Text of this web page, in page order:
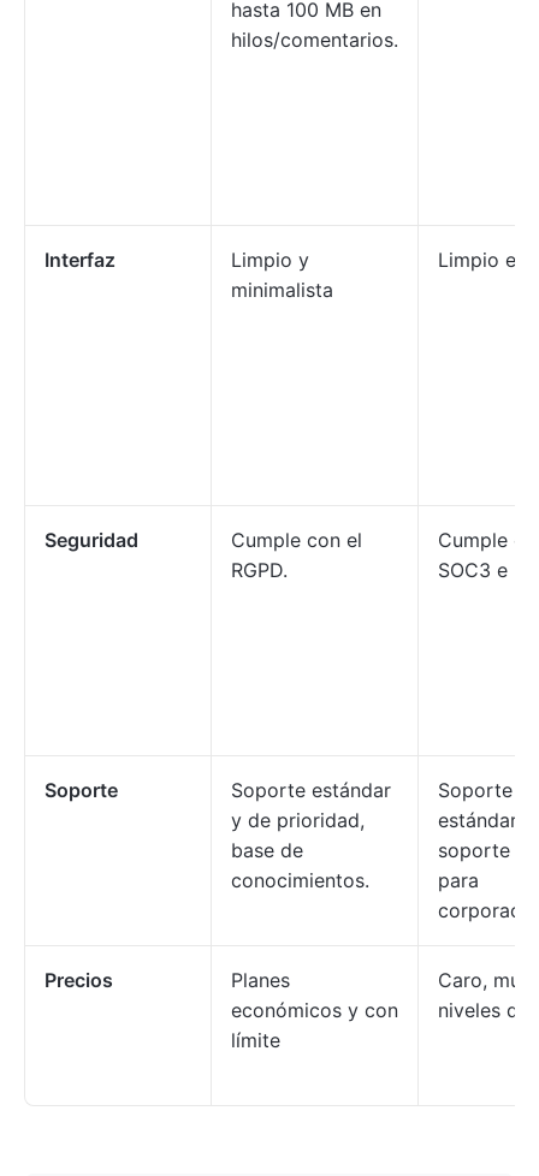
hasta 100 MB en
hilos/comentarios.
Interfaz
Limpio y
minimalista
Limpio e
Seguridad
Cumple con el
RGPD.
Cumple
SOC3 e
Soporte
Soporte estándar
y de prioridad,
base de
conocimientos.
Soporte
estándar/
soporte
para
Precios
Planes
económicos y con
límite
Caro,
niveles de